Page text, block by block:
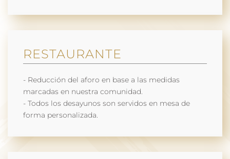
RESTAURANTE
- Reducción del aforo en base a las medidas
marcadas en nuestra comunidad.
- Todos los desayunos son servidos en mesa de
forma personalizada.